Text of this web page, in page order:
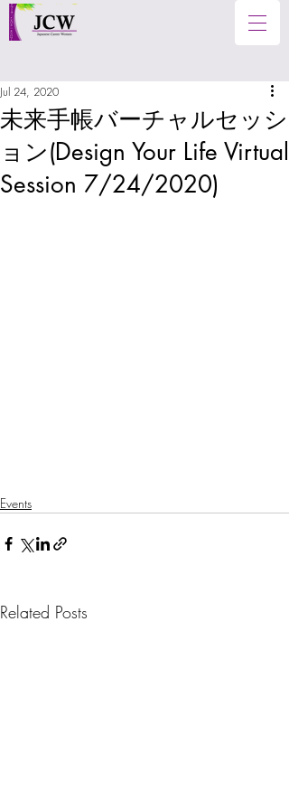
未来手帳バーチャルセッシ
ョン(Design Your Life Virtual
Session 7/24/2020)
Jul 24, 2020
Events
Related Posts